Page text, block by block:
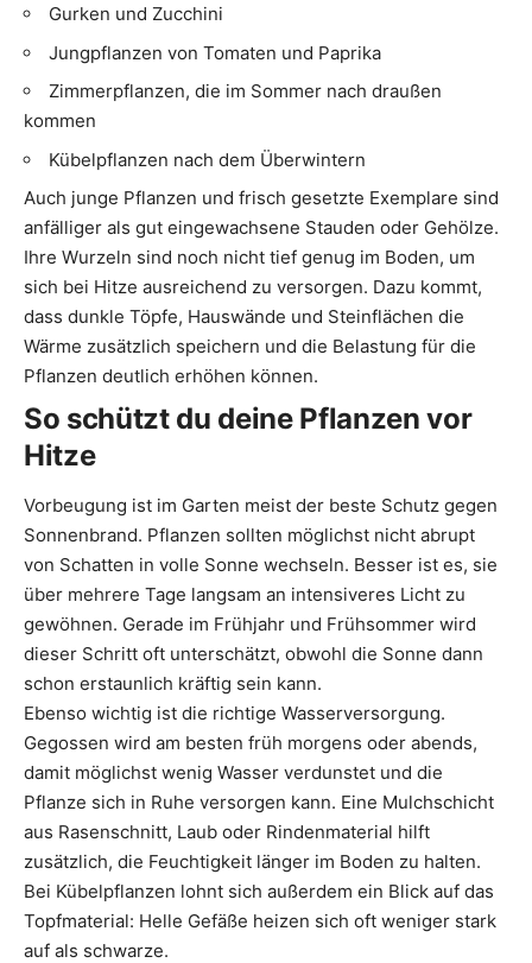
Gurken und Zucchini
Jungpflanzen von Tomaten und Paprika
Zimmerpflanzen, die im Sommer nach draußen
kommen
Kübelpflanzen nach dem Überwintern
Auch junge Pflanzen und frisch gesetzte Exemplare sind
anfälliger als gut eingewachsene Stauden oder Gehölze.
Ihre Wurzeln sind noch nicht tief genug im Boden, um
sich bei Hitze ausreichend zu versorgen. Dazu kommt,
dass dunkle Töpfe, Hauswände und Steinflächen die
Wärme zusätzlich speichern und die Belastung für die
Pflanzen deutlich erhöhen können.
So schützt du deine Pflanzen vor
Hitze
Vorbeugung ist im Garten meist der beste Schutz gegen
Sonnenbrand. Pflanzen sollten möglichst nicht abrupt
von Schatten in volle Sonne wechseln. Besser ist es, sie
über mehrere Tage langsam an intensiveres Licht zu
gewöhnen. Gerade im Frühjahr und Frühsommer wird
dieser Schritt oft unterschätzt, obwohl die Sonne dann
schon erstaunlich kräftig sein kann.
Ebenso wichtig ist die richtige Wasserversorgung.
Gegossen wird am besten früh morgens oder abends,
damit möglichst wenig Wasser verdunstet und die
Pflanze sich in Ruhe versorgen kann. Eine Mulchschicht
aus Rasenschnitt, Laub oder Rindenmaterial hilft
zusätzlich, die Feuchtigkeit länger im Boden zu halten.
Bei Kübelpflanzen lohnt sich außerdem ein Blick auf das
Topfmaterial: Helle Gefäße heizen sich oft weniger stark
auf als schwarze.